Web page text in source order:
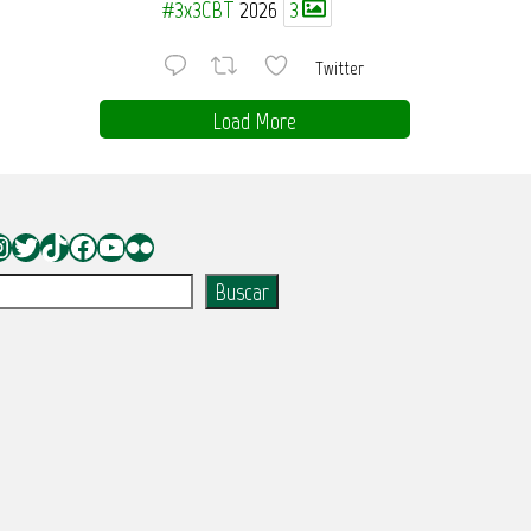
#3x3CBT 2026 3
Twitter
Load More
Twitter
TikTokFacebook
YouTube
Flickr
Buscar